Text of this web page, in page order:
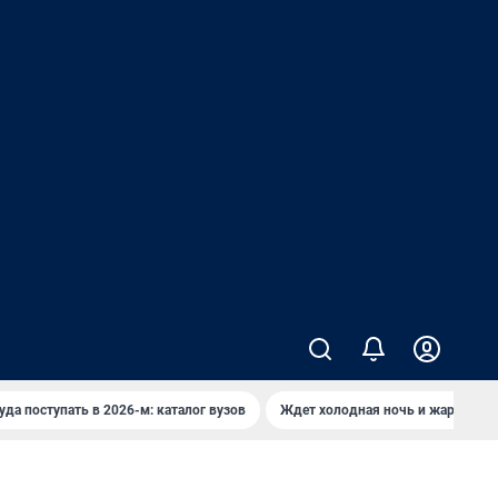
поступать в 2026-м: каталог вузов Ждет холодная ночь и жаркий